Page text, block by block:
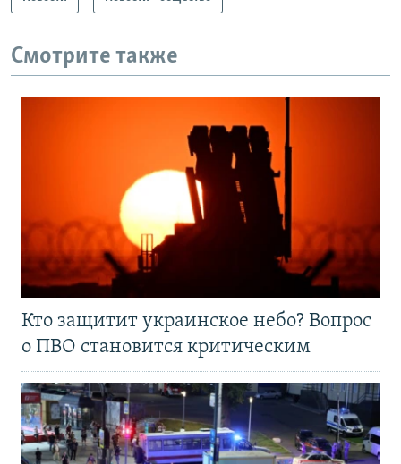
Смотрите также
Кто защитит украинское небо? Вопрос
о ПВО становится критическим